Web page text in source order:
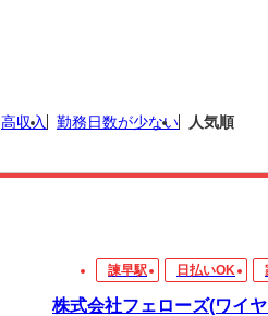
高収入 勤務日数が少ない 人気順
諫早駅 日払いOK
株式会社フェローズ(ワイ